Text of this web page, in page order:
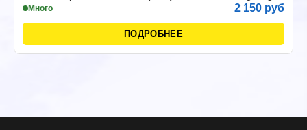
Много 2 150 руб
ПОДРОБНЕЕ